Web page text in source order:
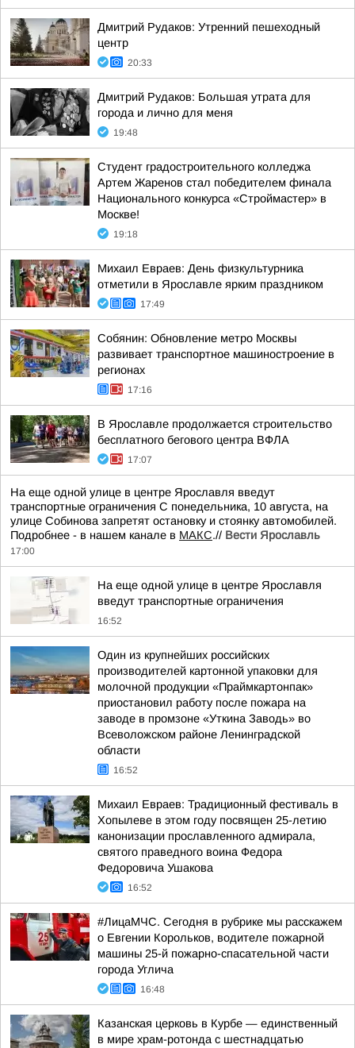
Дмитрий Рудаков: Утренний пешеходный
центр
20:33
Дмитрий Рудаков: Большая утрата для
города и лично для меня
19:48
Студент градостроительного колледжа
Артем Жаренов стал победителем финала
Национального конкурса «Строймастер» в
Москве!
19:18
Михаил Евраев: День физкультурника
отметили в Ярославле ярким праздником
17:49
Собянин: Обновление метро Москвы
развивает транспортное машиностроение в
регионах
17:16
В Ярославле продолжается строительство
бесплатного бегового центра ВФЛА
17:07
На еще одной улице в центре Ярославля введут
транспортные ограничения С понедельника, 10 августа, на
улице Собинова запретят остановку и стоянку автомобилей.
Подробнее - в нашем канале в МАКС.// Вести Ярославль
17:00
На еще одной улице в центре Ярославля
введут транспортные ограничения
16:52
Один из крупнейших российских
производителей картонной упаковки для
молочной продукции «Праймкартонпак»
приостановил работу после пожара на
заводе в промзоне «Уткина Заводь» во
Всеволожском районе Ленинградской
области
16:52
Михаил Евраев: Традиционный фестиваль в
Хопылеве в этом году посвящен 25-летию
канонизации прославленного адмирала,
святого праведного воина Федора
Федоровича Ушакова
16:52
#ЛицаМЧС. Сегодня в рубрике мы расскажем
о Евгении Корольков, водителе пожарной
машины 25-й пожарно-спасательной части
города Углича
16:48
Казанская церковь в Курбе — единственный
в мире храм-ротонда с шестнадцатью